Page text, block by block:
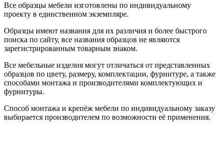
Все образцы мебели изготовлены по индивидуальному
проекту в единственном экземпляре.
Образцы имеют названия для их различия и более быстрого
поиска по сайту, все названия образцов не являются
зарегистрированным товарным знаком.
Все мебельные изделия могут отличаться от представленных
образцов по цвету, размеру, комплектации, фурнитуре, а также
способами монтажа и производителями комплектующих и
фурнитуры.
Способ монтажа и крепёж мебели по индивидуальному заказу
выбирается производителем по возможности её применения.